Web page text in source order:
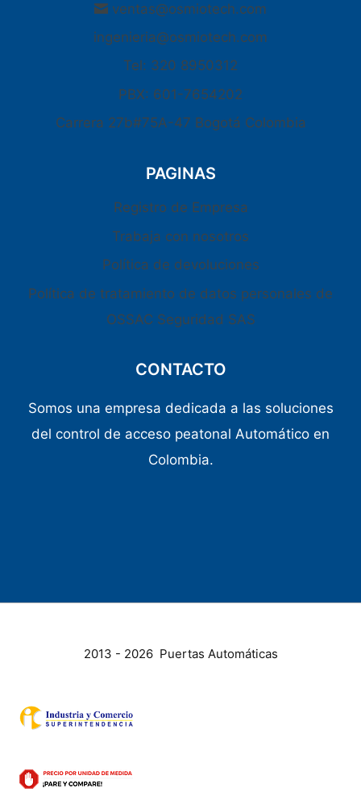
ventas@osmiotech.com
ingenieria@osmiotech.com
Tel: 320 8950312
PBX: 601-7654202
Carrera 27b#75A-47 Bogotá Colombia
PAGINAS
Registro de Empresa
Trabaja con nosotros
Política de devoluciones
Política de tratamiento de datos personales de
OSSAC Seguridad SAS
CONTACTO
Somos una empresa dedicada a las soluciones
del control de acceso peatonal Automático en
Colombia.
2013 - 2026 Puertas Automáticas